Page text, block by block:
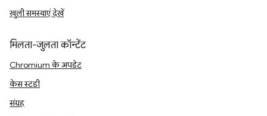
खुली समस्याएं देखें
मिलता-जुलता कॉन्टेंट
Chromium के अपडेट
केस स्टडी
संग्रह